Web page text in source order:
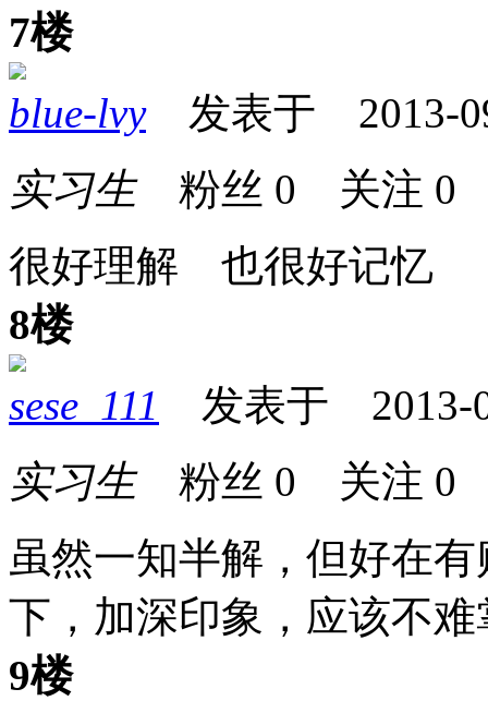
7楼
blue-lvy发表于 2013-
实习生粉丝 0 关注 0
很好理解 也很好记忆
8楼
sese_111
发表于 2013-
实习生粉丝 0 关注 0
虽然一知半解，但好在
下，加深印象，应该不难
9楼